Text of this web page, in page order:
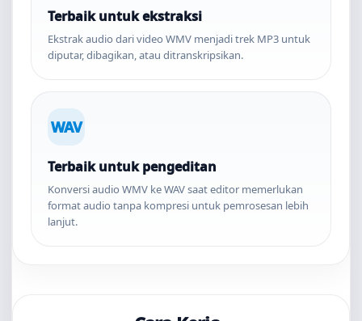
Terbaik untuk ekstraksi
Ekstrak audio dari video WMV menjadi trek MP3 untuk
diputar, dibagikan, atau ditranskripsikan.
WAV
Terbaik untuk pengeditan
Konversi audio WMV ke WAV saat editor memerlukan
format audio tanpa kompresi untuk pemrosesan lebih
lanjut.